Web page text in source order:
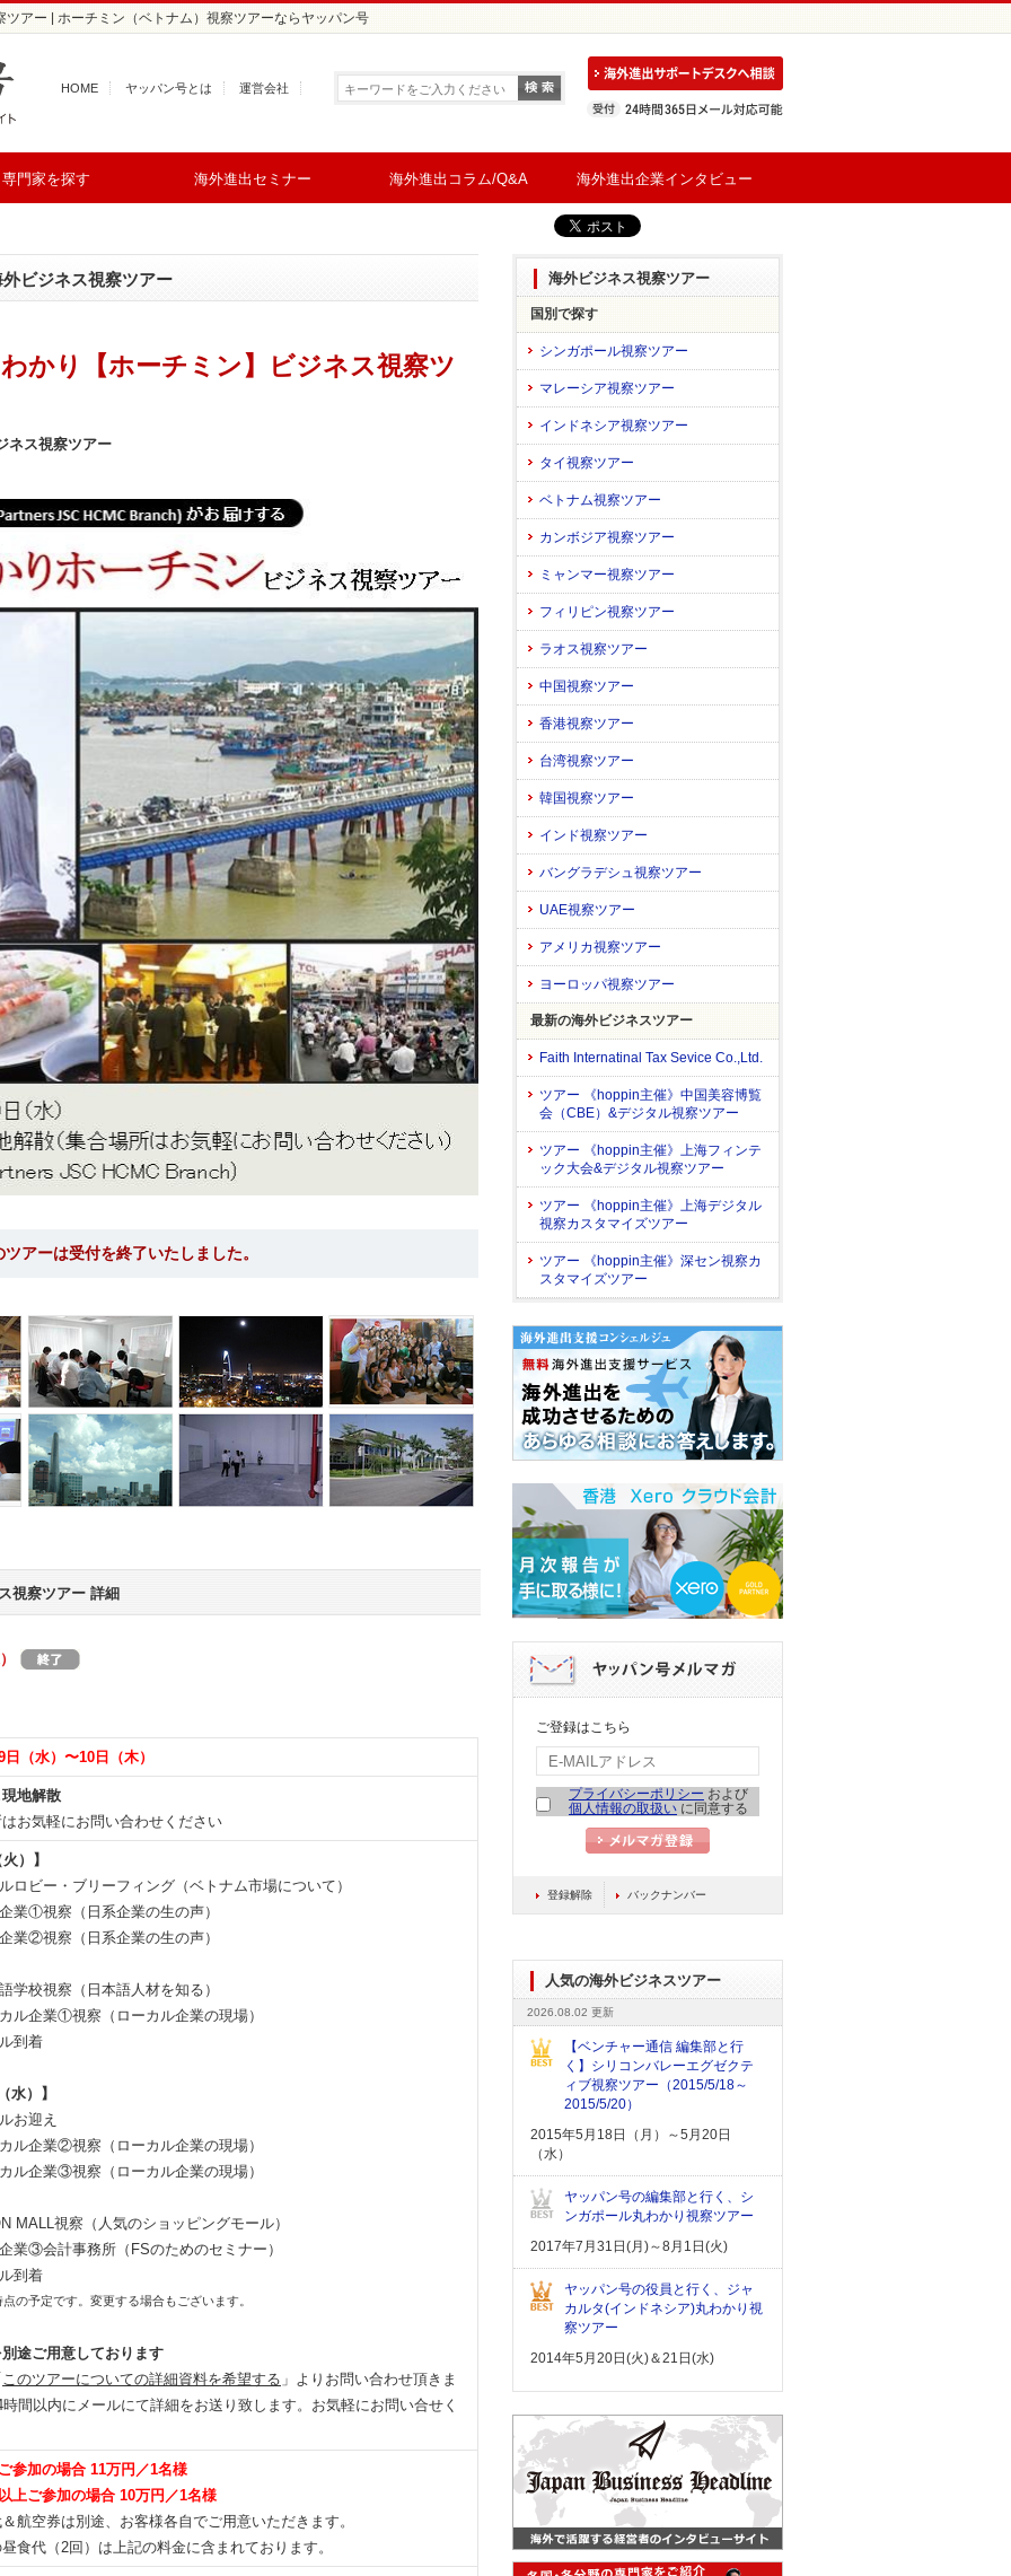
アー | ホーチミン（ベトナム）視察ツアーならヤッパン号
HOME ヤッパン号とは 運営会社
専門家を探す 海外進出セミナー 海外進出コラム/Q&A 海外進出企業インタビュー
ビジネス視察ツアー
かり【ホーチミン】ビジネス視察ツ
ネス視察ツアー
アーは受付を終了いたしました。
視察ツアー 詳細
（水）〜10日（木）
地解散
お気軽にお問い合わせください
）】
ロビー・ブリーフィング（ベトナム市場について）
業①視察（日系企業の生の声）
業②視察（日系企業の生の声）
学校視察（日本語人材を知る）
ル企業①視察（ローカル企業の現場）
到着
水）】
お迎え
ル企業②視察（ローカル企業の現場）
ル企業③視察（ローカル企業の現場）
MALL視察（人気のショッピングモール）
業③会計事務所（FSのためのセミナー）
到着
の予定です。変更する場合もございます。
途ご用意しております
このツアーについての詳細資料を希望する 」よりお問い合わせ頂きま
間以内にメールにて詳細をお送り致します。お気軽にお問い合せく
参加の場合 11万円／1名様
上ご参加の場合 10万円／1名様
航空券は別途、お客様各自でご用意いただきます。
食代（2回）は上記の料金に含まれております。
海外ビジネス視察ツアー
国別で探す
シンガポール視察ツアー
マレーシア視察ツアー
インドネシア視察ツアー
タイ視察ツアー
ベトナム視察ツアー
カンボジア視察ツアー
ミャンマー視察ツアー
フィリピン視察ツアー
ラオス視察ツアー
中国視察ツアー
香港視察ツアー
台湾視察ツアー
韓国視察ツアー
インド視察ツアー
バングラデシュ視察ツアー
UAE視察ツアー
アメリカ視察ツアー
ヨーロッパ視察ツアー
最新の海外ビジネスツアー
Faith Internatinal Tax Sevice Co.,Ltd.
ツアー 《hoppin主催》中国美容博覧
会（CBE）&デジタル視察ツアー
ツアー 《hoppin主催》上海フィンテ
ック大会&デジタル視察ツアー
ツアー 《hoppin主催》上海デジタル
視察カスタマイズツアー
ツアー 《hoppin主催》深セン視察カ
スタマイズツアー
ご登録はこちら
プライバシーポリシー および
個人情報の取扱い に同意する
登録解除 バックナンバー
人気の海外ビジネスツアー
2026.08.02 更新
【ベンチャー通信 編集部と行
く】シリコンバレーエグゼクテ
ィブ視察ツアー（2015/5/18～
2015/5/20）
2015年5月18日（月）～5月20日
（水）
ヤッパン号の編集部と行く、シ
ンガポール丸わかり視察ツアー
2017年7月31日(月)～8月1日(火)
ヤッパン号の役員と行く、ジャ
カルタ(インドネシア)丸わかり視
察ツアー
2014年5月20日(火)＆21日(水)